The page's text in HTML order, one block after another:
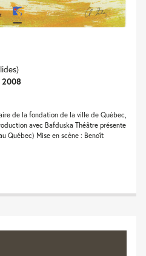
2008
de la fondation de la ville de Québec,
avec Bafduska Théâtre présente
Québec) Mise en scène : Benoît